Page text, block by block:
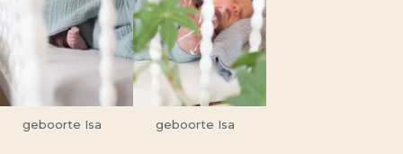
geboorte Isa geboorte Isa